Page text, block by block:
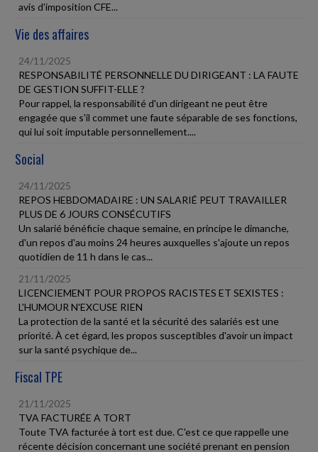
avis d'imposition CFE...
Vie des affaires
24/11/2025
RESPONSABILITÉ PERSONNELLE DU DIRIGEANT : LA FAUTE
DE GESTION SUFFIT-ELLE ?
Pour rappel, la responsabilité d'un dirigeant ne peut être
engagée que s'il commet une faute séparable de ses fonctions,
qui lui soit imputable personnellement....
Social
24/11/2025
REPOS HEBDOMADAIRE : UN SALARIÉ PEUT TRAVAILLER
PLUS DE 6 JOURS CONSÉCUTIFS
Un salarié bénéficie chaque semaine, en principe le dimanche,
d'un repos d'au moins 24 heures auxquelles s'ajoute un repos
quotidien de 11 h dans le cas...
21/11/2025
LICENCIEMENT POUR PROPOS RACISTES ET SEXISTES :
L'HUMOUR N'EXCUSE RIEN
La protection de la santé et la sécurité des salariés est une
priorité. À cet égard, les propos susceptibles d'avoir un impact
sur la santé psychique de...
Fiscal TPE
21/11/2025
TVA FACTURÉE A TORT
Toute TVA facturée à tort est due. C'est ce que rappelle une
récente décision concernant une société prenant en pension